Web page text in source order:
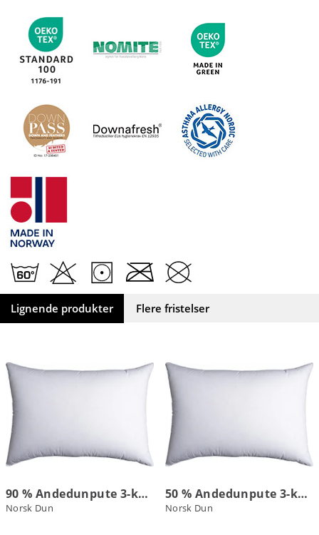
Lignende produkter Flere fristelser
90 % Andedunpute 3-kammer
Norsk Dun
50 % Andedunpute 3-kammer
Norsk Dun